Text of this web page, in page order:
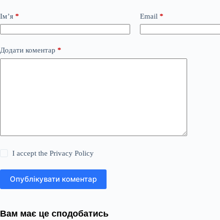
Ім’я * Email *
Додати коментар *
I accept thePrivacy Policy
Опублікувати коментар
Вам має це сподобатись